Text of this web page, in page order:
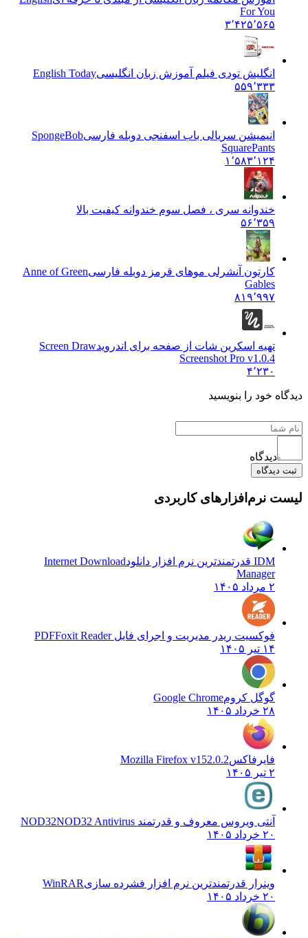
For You
۳٬۴۲۵٬۵۶۵
انگلیش تودی فیلم آموزش زبان انگليسیEnglish Today
۵۵۹٬۳۳۳
انیمیشن سریالی باب اسفنجی دوبله فارسیSpongeBob
SquarePants
۱٬۵۸۳٬۱۲۴
خندوانه سری ، فصل سوم خندوانه کیفیت بالا
۵۶٬۳۵۹
کارتون آنشرلی موهای قرمز دوبله فارسیAnne of Green
Gables
۸۱۹٬۹۹۷
تهیه اسکرین شات از صفحه برای اندرویدScreen Draw
Screenshot Pro v1.0.4
۴٬۲۳۰
دیدگاه خود را بنویسید
دیدگاه
ثبت دیدگاه
لیست نرم‌افزارهای کاربردی
IDM قدرتمندترین نرم افزار دانلود
Internet Download
Manager
۲ مرداد ۱۴۰۵
فوکسیت ریدر مدیریت و اجرای فایل PDFFoxit Reader
۱۴ تیر ۱۴۰۵
گوگل کرومGoogle Chrome
۲۸ خرداد ۱۴۰۵
فایرفاکسMozilla Firefox v152.0.2
۲ تیر ۱۴۰۵
آنتی ویروس معروف و قدرتمند NOD32 NOD32 Antivirus
۲۰ خرداد ۱۴۰۵
وینرار قدرتمندترین نرم افزار فشرده سازیWinRAR
۲۰ خرداد ۱۴۰۵